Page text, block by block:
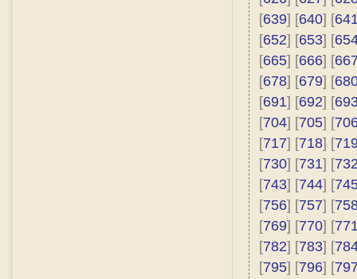
[639] [640] [
[652] [653] [
[665] [666] [
[678] [679] [
[691] [692] [
[704] [705] [
[717] [718] [
[730] [731] [
[743] [744] [
[756] [757] [
[769] [770] [
[782] [783] [
[795] [796] [